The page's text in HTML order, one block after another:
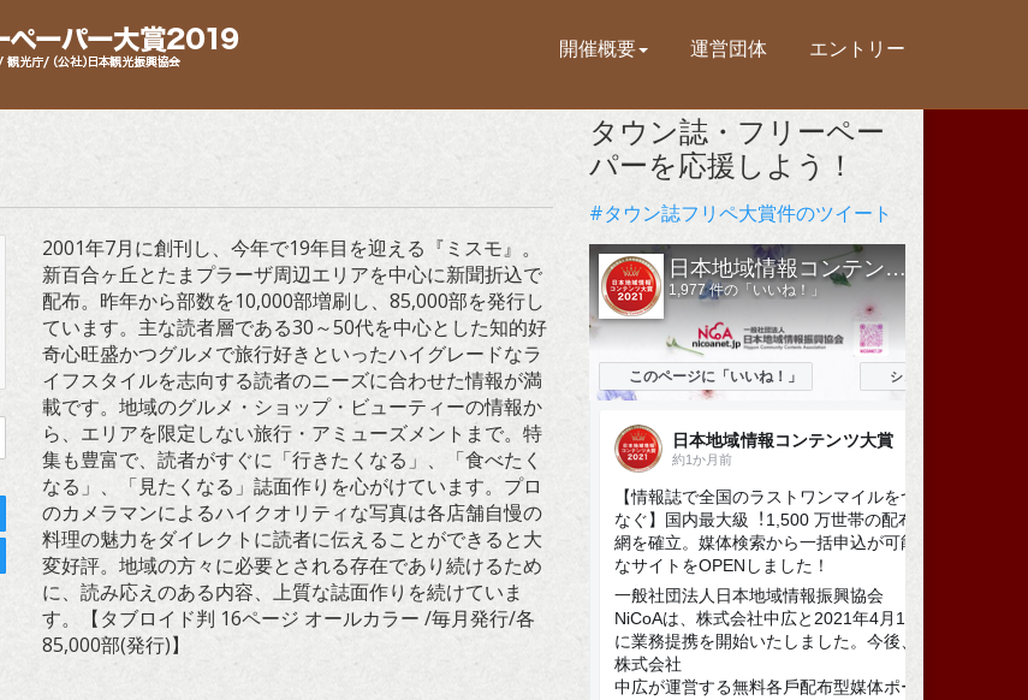
開催概要 運営団体 エントリー
2001年7月に創刊し、今年で19年目を迎える『ミスモ』。
新百合ヶ丘とたまプラーザ周辺エリアを中心に新聞折込で
配布。昨年から部数を10,000部増刷し、85,000部を発行し
ています。主な読者層である30～50代を中心とした知的好
奇心旺盛かつグルメで旅行好きといったハイグレードなラ
イフスタイルを志向する読者のニーズに合わせた情報が満
載です。地域のグルメ・ショップ・ビューティーの情報か
ら、エリアを限定しない旅行・アミューズメントまで。特
集も豊富で、読者がすぐに「行きたくなる」、「食べたく
なる」、「見たくなる」誌面作りを心がけています。プロ
のカメラマンによるハイクオリティな写真は各店舗自慢の
料理の魅力をダイレクトに読者に伝えることができると大
変好評。地域の方々に必要とされる存在であり続けるため
に、読み応えのある内容、上質な誌面作りを続けていま
す。【タブロイド判 16ページ オールカラー /毎月発行/各
85,000部(発行)】
タウン誌・フリーペー
パーを応援しよう！
#タウン誌フリペ大賞件のツイート